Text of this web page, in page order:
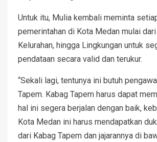
Untuk itu, Mulia kembali meminta
pemerintahan di Kota Medan mulai
Kelurahan, hingga Lingkungan untuk
pendataan secara valid dan terukur.
“Sekali lagi, tentunya ini butuh
Tapem. Kabag Tapem harus dapat
hal ini segera berjalan dengan baik,
Kota Medan ini harus mendapatkan
dari Kabag Tapem dan jajarannya di